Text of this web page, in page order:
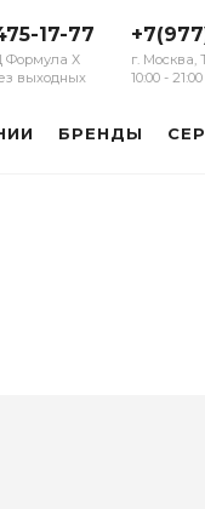
17-77
Формула Х
выходных
г. Москва,
10:00 -
БРЕНДЫ